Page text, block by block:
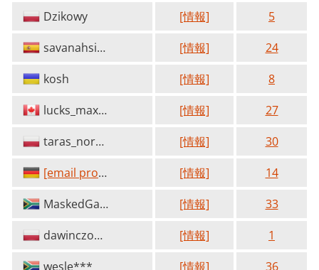
Dzikowy
[情報]
5
savanahsierra
[情報]
24
kosh
[情報]
8
lucks_maximus
[情報]
27
taras_normas
[情報]
30
[email protected]
[情報]
14
MaskedGamblerSA
[情報]
33
dawinczo1999
[情報]
1
wesle***
[情報] 36